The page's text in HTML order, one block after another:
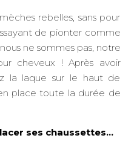
rebelles, sans pour
de pionter comme
ne sommes pas, notre
cheveux ! Après avoir
la laque sur le haut de
place toute la durée de
ses chaussettes…